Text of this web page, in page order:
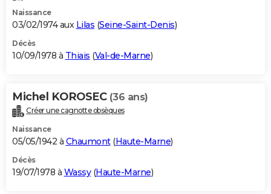
Naissance
03/02/1974 aux Lilas (Seine-Saint-Denis)
Décès
10/09/1978 à Thiais (Val-de-Marne)
Michel KOROSEC (36 ans)
Créer une cagnotte obsèques
Naissance
05/05/1942 à Chaumont(Haute-Marne)
Décès
19/07/1978 à Wassy(Haute-Marne)